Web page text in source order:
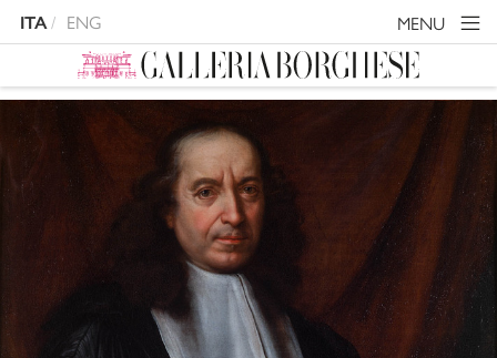
ITA ENG MENU